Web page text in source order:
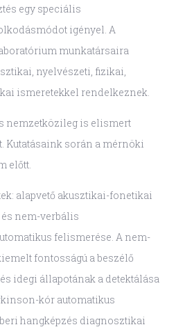
egy speciális
igényel. A
munkatársaira
nyelvészeti, fizikai,
ismeretekkel rendelkeznek.
nemzetközileg is elismert
Kutatásaink során a mérnöki
előtt.
alapvető akusztikai-fonetikai
és nem-verbális
felismerése. A nem-
fontosságú a beszélő
idegi állapotának a detektálása
kór automatikus
hangképzés diagnosztikai